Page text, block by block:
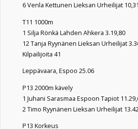
6 Venla Kettunen Lieksan Urheilijat 10,31
T11 1000m
1 Silja Rönkä Lahden Ahkera 3.19,80
12 Tanja Ryynänen Lieksan Urheilijat
Kilpailijoita 41
Leppävaara, Espoo 25.06
P13 2000m kävely
1 Juhani Sarasmaa Espoon Tapiot
2 Timo Ryynänen Lieksan Urheilijat
P13 Korkeus